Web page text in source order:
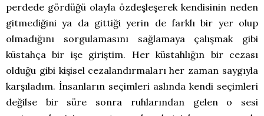
perdede gördüğü olayla özdeşleşerek kendisinin neden
gitmediğini ya da gittiği yerin de farklı bir yer olup
olmadığını sorgulamasını sağlamaya çalışmak gibi
küstahça bir işe giriştim. Her küstahlığın bir cezası
olduğu gibi kişisel cezalandırmaları her zaman saygıyla
karşıladım. İnsanların seçimleri aslında kendi seçimleri
değilse bir süre sonra ruhlarından gelen o sesi